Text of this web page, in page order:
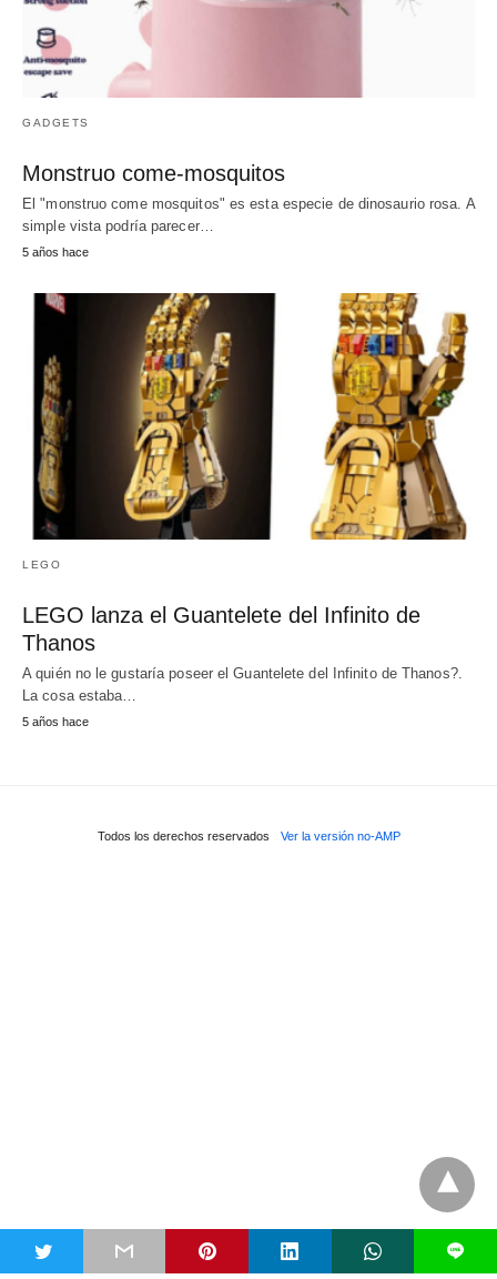
GADGETS
Monstruo come-mosquitos
El "monstruo come mosquitos" es esta especie de dinosaurio rosa. A
simple vista podría parecer…
5 años hace
LEGO
LEGO lanza el Guantelete del Infinito de
Thanos
A quién no le gustaría poseer el Guantelete del Infinito de Thanos?.
La cosa estaba…
5 años hace
Todos los derechos reservados Ver la versión no-AMP
L